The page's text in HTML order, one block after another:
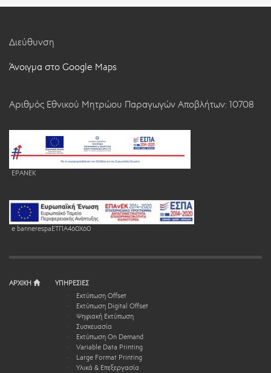
Διεύθυνση
Άνοιγμα στο Google Maps
Αριθμός Εθνικού Μητρώου Παραγωγών Αποβλήτων: 10708
EPANEK
e bannerespaEΤΠΑ460X60
ΑΡΧΙΚΗ
ΥΠΗΡΕΣΙΕΣ
Εκτύπωση Offset
Εκτύπωση Digital Offset
Ψηφιακή Εκτύπωση
Συσκευασία
Εκτύπωση On Demand
Variable Data Printing
Large Format Printing
Υλικά & Επεξεργασία